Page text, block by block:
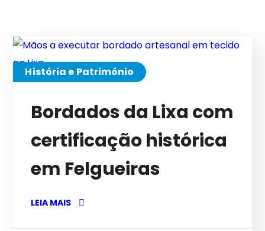
História e Património
Bordados da Lixa com
certificação histórica
em Felgueiras
LEIA MAIS